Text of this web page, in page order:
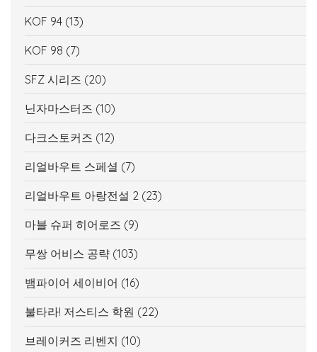
KOF 94 (13)
KOF 98 (7)
SFZ 시리즈 (20)
닌자마스터즈 (10)
다크스토커즈 (12)
리얼바우트 스페셜 (7)
리얼바우트 아랑전설 2 (23)
마블 슈퍼 히어로즈 (9)
무쌍 어비스 공략 (103)
뱀파이어 세이비어 (16)
불타라! 저스티스 학원 (22)
브레이커즈 리벤지 (10)